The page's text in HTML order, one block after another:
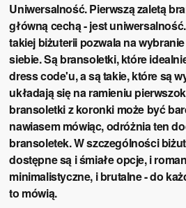
Uniwersalność.Pierwszą zaletą
główną cechą - jest
takiej biżuterii pozwala na
siebie. Są bransoletki, które
dress code'u, a są takie, które są
układają się na ramieniu
bransoletki z koronki może być
nawiasem mówiąc, odróżnia ten
bransoletek. W szczególności
dostępne są i śmiałe opcje, i
minimalistyczne, i brutalne - do
to mówią.